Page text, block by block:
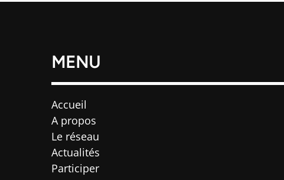
MENU
Accueil
A propos
Le réseau
Actualités
Participer